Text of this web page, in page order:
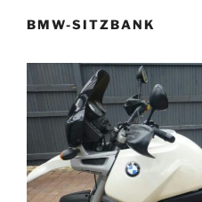
BMW-SITZBANK